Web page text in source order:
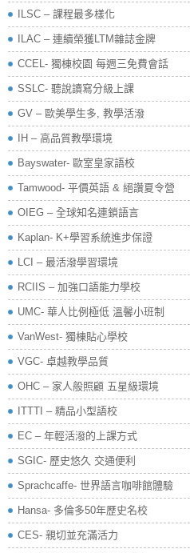
ILSC – 課程最多樣化
ILAC – 連續榮獲LTM雜誌金牌
CCEL- 獨棟校園 每週三免費會話
SSLC- 聽說讀寫分級上課
GV – 歐美學生多, 教學活潑
IH – 高品質教學環境
Bayswater- 歐室皇家語校
Tamwood- 平價英語 & 絕讚夏令營
OIEG – 全球知名連鎖語言
Kaplan- K+學習系統進步保證
LCI – 最活潑學習環境
RCIIS – 加強口語能力學校
UMC- 華人比例極低 溫馨小班制
VanWest- 獨棟貼心學校
VGC- 卓越教學品質
OHC – 家人般照顧 五星級環境
ITTTI – 精品小型語校
EC – 年輕活潑的上課方式
SGIC- 歷史悠久 交通便利
Sprachcaffe- 世界語言咖啡館體驗
Hansa- 多倫多50年歷史名校
CES- 親切並充滿活力